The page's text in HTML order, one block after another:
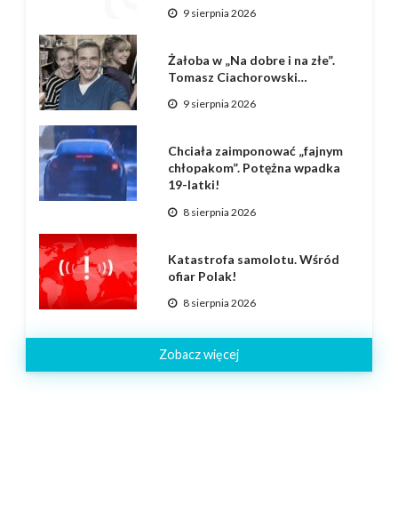
9 sierpnia 2026
Żałoba w „Na dobre i na złe”.
Tomasz Ciachorowski…
9 sierpnia 2026
Chciała zaimponować „fajnym
chłopakom”. Potężna wpadka
19-latki!
8 sierpnia 2026
Katastrofa samolotu. Wśród
ofiar Polak!
8 sierpnia 2026
Zobacz więcej